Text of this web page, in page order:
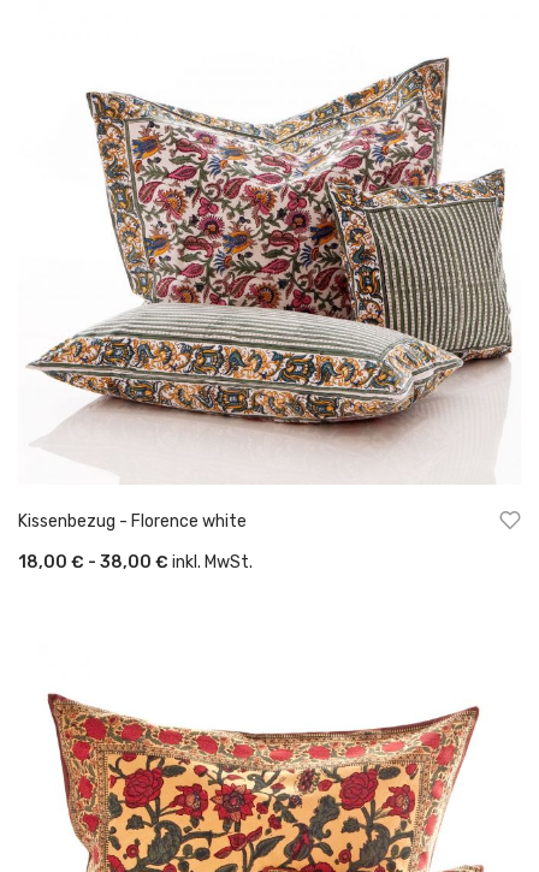
Kissenbezug - Florence white
18,00 € - 38,00 € inkl. MwSt.